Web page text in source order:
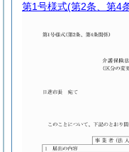
第1号様式(第2条、第4